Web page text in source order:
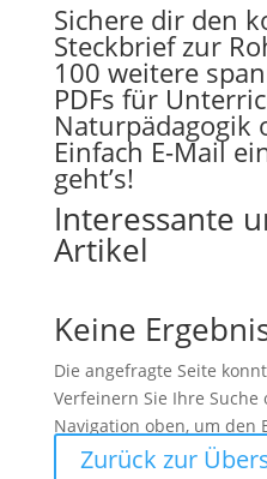
Sichere dir den
Steckbrief zur
100 weitere
PDFs für
Naturpädagogik
Einfach E-Mail
geht’s!
Interessante
Artikel
Keine
Die angefragte Seite
Verfeinern Sie Ihre
Navigation oben, um den
Zurück zur